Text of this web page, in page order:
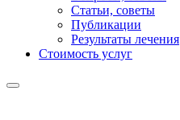
Статьи, советы
Публикации
Результаты лечения
Стоимость услуг